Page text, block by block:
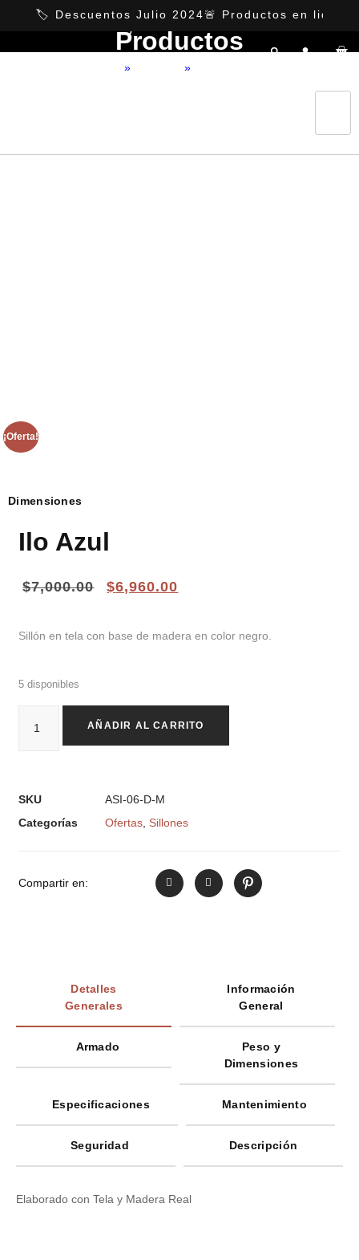
https://ansuzfurniture.com.mx
🏷️ Descuentos Julio 2024🚨 Productos en
Productos
» »
¡Oferta!
Dimensiones
Ilo Azul
$7,000.00 $6,960.00
Sillón en tela con base de madera en color negro.
5 disponibles
AÑADIR AL CARRITO
SKU
ASI-06-D-M
Categorías
Ofertas Sillones
Compartir en:
Detalles
Generales
Información
General
Armado
Peso y
Dimensiones
Especificaciones Mantenimiento
Seguridad Descripción
Elaborado con Tela y Madera Real